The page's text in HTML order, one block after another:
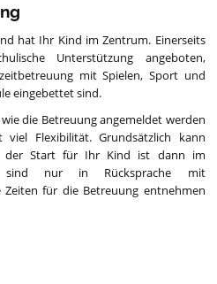
hat Ihr Kind im Zentrum. Einerseits
Unterstützung angeboten,
mit Spielen, Sport und
eingebettet sind.
die Betreuung angemeldet werden
Flexibilität. Grundsätzlich kann
der Start für Ihr Kind ist dann im
sind nur in Rücksprache mit
Zeiten für die Betreuung entnehmen